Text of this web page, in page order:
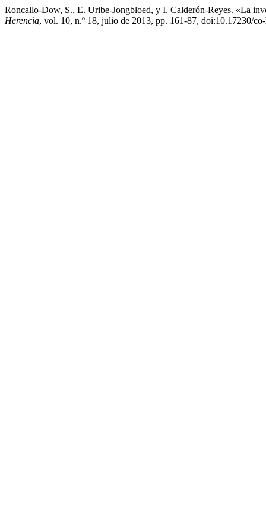
Roncallo-Dow, S., E. Uribe-Jongbloed, y I. Calderón-Reyes. «La
Herencia, vol. 10, n.º 18, julio de 2013, pp. 161-87, doi:10.17230/